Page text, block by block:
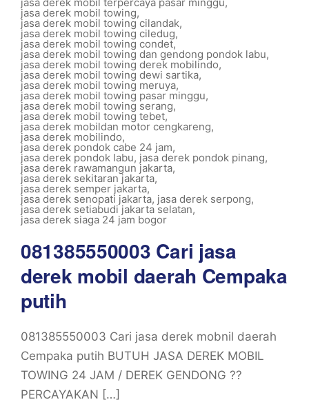
jasa derek mobil towing,
jasa derek mobil towing cilandak,
jasa derek mobil towing ciledug,
jasa derek mobil towing condet,
jasa derek mobil towing dan gendong pondok labu,
jasa derek mobil towing derek mobilindo,
jasa derek mobil towing dewi sartika,
jasa derek mobil towing meruya,
jasa derek mobil towing pasar minggu,
jasa derek mobil towing serang,
jasa derek mobil towing tebet,
jasa derek mobildan motor cengkareng,
jasa derek mobilindo,
jasa derek pondok cabe 24 jam,
jasa derek pondok labu, jasa derek pondok pinang,
jasa derek rawamangun jakarta,
jasa derek sekitaran jakarta,
jasa derek semper jakarta,
jasa derek senopati jakarta, jasa derek serpong,
jasa derek setiabudi jakarta selatan,
jasa derek siaga 24 jam bogor
081385550003 Cari jasa
derek mobil daerah Cempaka
putih
081385550003 Cari jasa derek mobnil daerah
Cempaka putih BUTUH JASA DEREK MOBIL
TOWING 24 JAM / DEREK GENDONG ??
PERCAYAKAN […]